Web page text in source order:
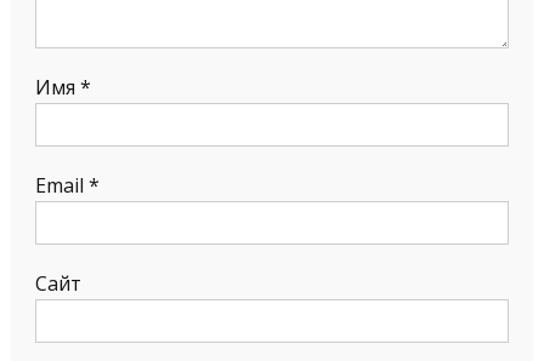
Имя *
Email *
Сайт